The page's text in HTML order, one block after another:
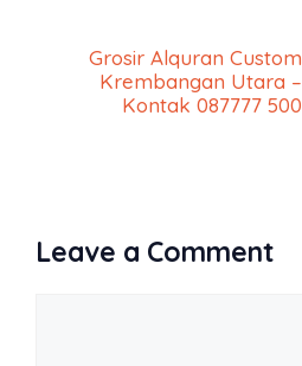
Grosir Alquran Custom
Krembangan Utara –
Kontak 087777 500
Leave a Comment